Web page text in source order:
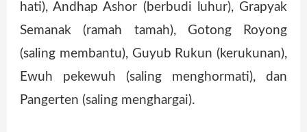
hati), Andhap Ashor (berbudi luhur), Grapyak
Semanak (ramah tamah), Gotong Royong
(saling membantu), Guyub Rukun (kerukunan),
Ewuh pekewuh (saling menghormati), dan
Pangerten (saling menghargai).